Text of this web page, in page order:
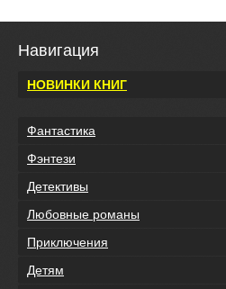
Навигация
НОВИНКИ КНИГ
Фантастика
Фэнтези
Детективы
Любовные романы
Приключения
Детям